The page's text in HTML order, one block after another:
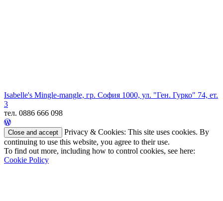
Isabelle's Mingle-mangle, гр. София 1000, ул. "Ген. Гурко" 74, ет.
3
тел. 0886 666 098
Privacy & Cookies: This site uses cookies. By
continuing to use this website, you agree to their use.
To find out more, including how to control cookies, see here:
Cookie Policy